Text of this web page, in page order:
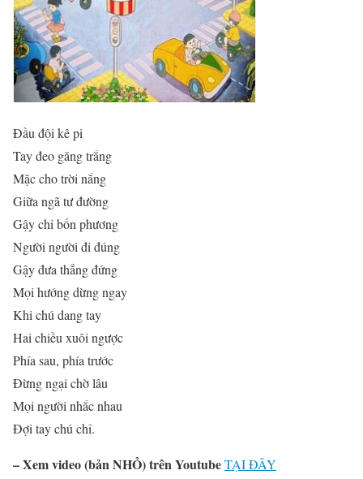
Đầu đội kê pi
Tay đeo găng trắng
Mặc cho trời nắng
Giữa ngã tư đường
Gậy chỉ bốn phương
Người người đi đúng
Gậy đưa thẳng đứng
Mọi hướng dừng ngay
Khi chú dang tay
Hai chiều xuôi ngược
Phía sau, phía trước
Đừng ngại chờ lâu
Mọi người nhắc nhau
Đợi tay chú chỉ.
–Xem video (bản NHỎ) trên YoutubeTẠI ĐÂY